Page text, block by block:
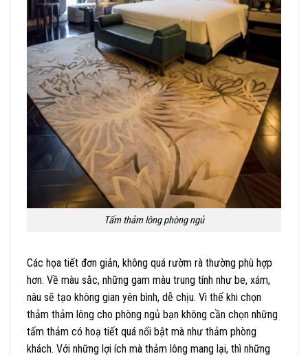
Tấm thảm lông phòng ngủ
Các họa tiết đơn giản, không quá rườm rà thường phù hợp
hơn. Về màu sắc, những gam màu trung tính như be, xám,
nâu sẽ tạo không gian yên bình, dễ chịu. Vì thế khi chọn
thảm thảm lông cho phòng ngủ bạn không cần chọn những
tấm thảm có hoạ tiết quá nổi bật mà như thảm phòng
khách. Với những lợi ích mà thảm lông mang lại, thì những